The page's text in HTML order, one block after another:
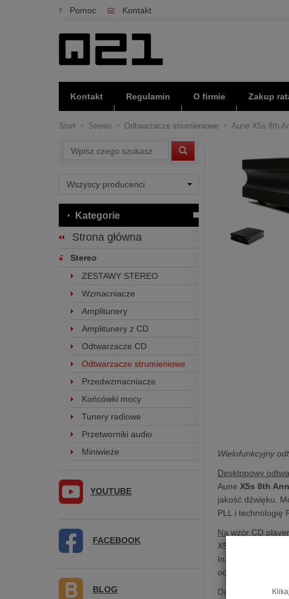
Pomoc Kontakt
Kontakt Regulamin O firmie Zakup
Start Stereo Odtwarzacze strumieniowe Aune X5s 8th
Wielofunkcyjny
Desktopowy
Aune X5s 8th
jakość dźwięku.
PLL i technologię
Na wzór CD
X5s 8th
Inżynierowie
odtwarzaczy CD.
Dane audio z
Wyszukaj
Kategorie
Strona główna
Stereo
ZESTAWY STEREO
Wzmacniacze
Amplitunery
Amplitunery z CD
Odtwarzacze CD
Odtwarzacze strumieniowe
Przedwzmacniacze
Końcówki mocy
Tunery radiowe
Przetworniki audio
Miniwieże
YOUTUBE
FACEBOOK
BLOG